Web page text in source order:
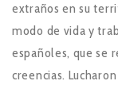
extraños en su
modo de vida y
españoles, que se
creencias.